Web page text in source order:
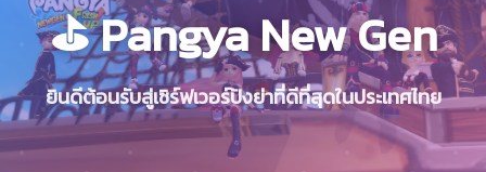
⛳ Pangya New Gen
ยินดีต้อนรับสู่เซิร์ฟเวอร์ปังย่าที่ดีที่สุดในประเทศไทย